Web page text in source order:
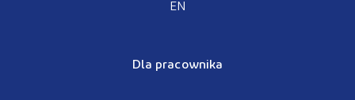
EN
Dla pracownika